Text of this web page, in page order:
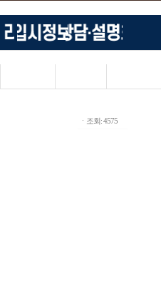
ㆍ조회: 4575